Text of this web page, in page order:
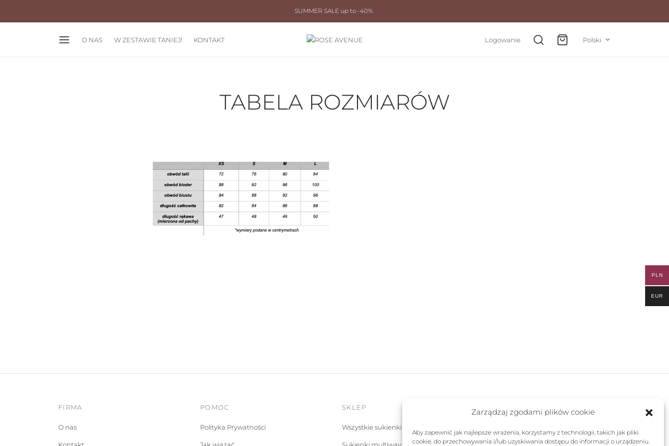
Zarządzaj zgodami plików cookie
Aby zapewnić jak najlepsze wrażenia, korzystamy z technologii, takich jak pliki
cookie, do przechowywania i/lub uzyskiwania dostępu do informacji o urządzeniu.
SUMMER SALE up to -40%
O NAS W ZESTAWIE TANIEJ! KONTAKT Logowanie Polski
TABELA ROZMIARÓW
FIRMA
O nas
Kontakt
POMOC
Polityka Prywatności
Jak wiązać
SKLEP
Wszystkie sukienki
Sukienki multiway
PLN
EUR